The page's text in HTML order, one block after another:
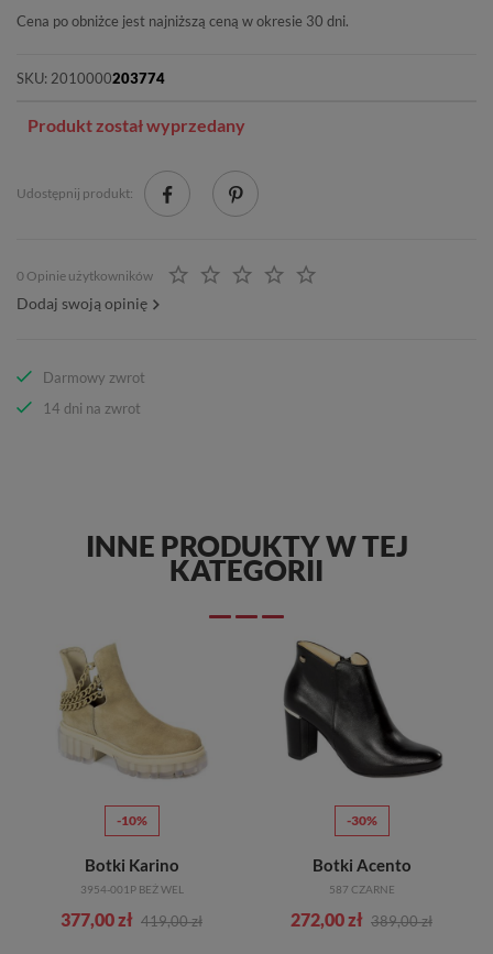
Cena po obniżce jest najniższą ceną w okresie 30 dni.
SKU: 2010000203774
Produkt został wyprzedany
Udostępnij produkt:
0 Opinie użytkowników
Dodaj swoją opinię
Darmowy zwrot
14 dni na zwrot
INNE PRODUKTY W TEJ
KATEGORII
-10%
Botki Karino
3954-001P BEŻ WEL
377,00 zł 419,00 zł
-30%
Botki Acento
587 CZARNE
272,00 zł 389,00 zł